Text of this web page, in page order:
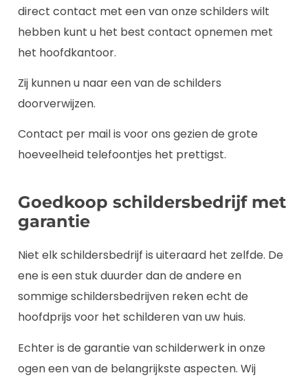
direct contact met een van onze schilders wilt
hebben kunt u het best contact opnemen met
het hoofdkantoor.
Zij kunnen u naar een van de schilders
doorverwijzen.
Contact per mail is voor ons gezien de grote
hoeveelheid telefoontjes het prettigst.
Goedkoop schildersbedrijf met
garantie
Niet elk schildersbedrijf is uiteraard het zelfde. De
ene is een stuk duurder dan de andere en
sommige schildersbedrijven reken echt de
hoofdprijs voor het schilderen van uw huis.
Echter is de garantie van schilderwerk in onze
ogen een van de belangrijkste aspecten. Wij